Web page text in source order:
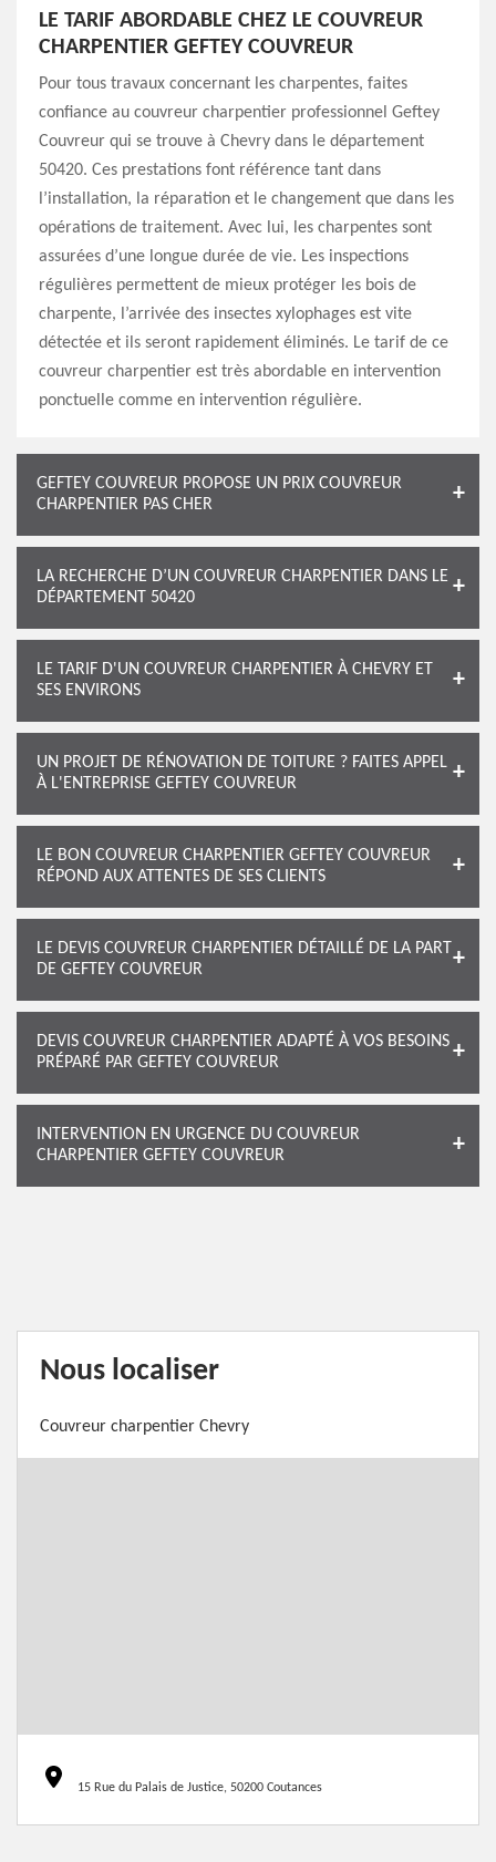
LE TARIF ABORDABLE CHEZ LE COUVREUR
CHARPENTIER GEFTEY COUVREUR
Pour tous travaux concernant les charpentes, faites
confiance au couvreur charpentier professionnel Geftey
Couvreur qui se trouve à Chevry dans le département
50420. Ces prestations font référence tant dans
l’installation, la réparation et le changement que dans les
opérations de traitement. Avec lui, les charpentes sont
assurées d’une longue durée de vie. Les inspections
régulières permettent de mieux protéger les bois de
charpente, l’arrivée des insectes xylophages est vite
détectée et ils seront rapidement éliminés. Le tarif de ce
couvreur charpentier est très abordable en intervention
ponctuelle comme en intervention régulière.
GEFTEY COUVREUR PROPOSE UN PRIX COUVREUR
CHARPENTIER PAS CHER
LA RECHERCHE D’UN COUVREUR CHARPENTIER DANS LE
DÉPARTEMENT 50420
LE TARIF D'UN COUVREUR CHARPENTIER À CHEVRY ET
SES ENVIRONS
UN PROJET DE RÉNOVATION DE TOITURE ? FAITES APPEL
À L'ENTREPRISE GEFTEY COUVREUR
LE BON COUVREUR CHARPENTIER GEFTEY COUVREUR
RÉPOND AUX ATTENTES DE SES CLIENTS
LE DEVIS COUVREUR CHARPENTIER DÉTAILLÉ DE LA PART
DE GEFTEY COUVREUR
DEVIS COUVREUR CHARPENTIER ADAPTÉ À VOS BESOINS
PRÉPARÉ PAR GEFTEY COUVREUR
INTERVENTION EN URGENCE DU COUVREUR
CHARPENTIER GEFTEY COUVREUR
Nous localiser
Couvreur charpentier Chevry
15 Rue du Palais de Justice, 50200 Coutances